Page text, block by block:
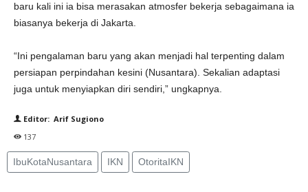
baru kali ini ia bisa merasakan atmosfer bekerja sebagaimana ia
biasanya bekerja di Jakarta.
“Ini pengalaman baru yang akan menjadi hal terpenting dalam
persiapan perpindahan kesini (Nusantara). Sekalian adaptasi
juga untuk menyiapkan diri sendiri,” ungkapnya.
Editor: Arif Sugiono
137
IbuKotaNusantara IKN OtoritaIKN